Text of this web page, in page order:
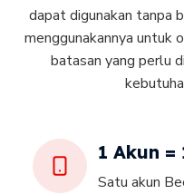
dapat digunakan tanpa
menggunakannya untuk
batasan yang perlu
1 Akun =
Satu akun